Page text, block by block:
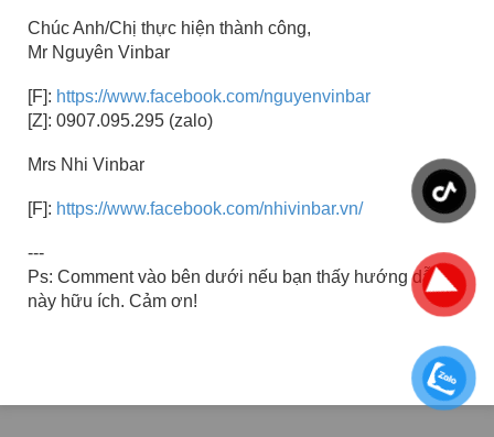
Chúc Anh/Chị thực hiện thành công,
Mr Nguyên Vinbar
[F]: https://www.facebook.com/nguyenvinbar
[Z]: 0907.095.295 (zalo)
Mrs Nhi Vinbar
[F]: https://www.facebook.com/nhivinbar.vn/
---
Ps: Comment vào bên dưới nếu bạn thấy hướng dẫn
này hữu ích. Cảm ơn!